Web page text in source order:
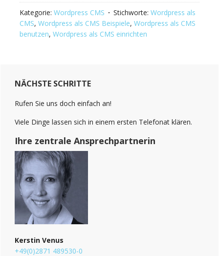
Kategorie: Wordpress CMS Stichworte: Wordpress als
CMS, Wordpress als CMS Beispiele, Wordpress als CMS
benutzen, Wordpress als CMS einrichten
Sidebar
(Primary)
NÄCHSTE SCHRITTE
Rufen Sie uns doch einfach an!
Viele Dinge lassen sich in einem ersten Telefonat klären.
Ihre zentrale Ansprechpartnerin
Kerstin Venus
+49(0)2871 489530-0